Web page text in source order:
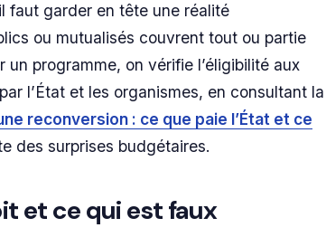
faut garder en tête une réalité
ou mutualisés couvrent tout ou partie
programme, on vérifie l’éligibilité aux
l’État et les organismes, en consultant la
reconversion : ce que paie l’État et ce
des surprises budgétaires.
et ce qui est faux